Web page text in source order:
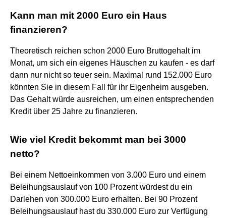
Kann man mit 2000 Euro ein Haus
finanzieren?
Theoretisch reichen schon 2000 Euro Bruttogehalt im
Monat, um sich ein eigenes Häuschen zu kaufen - es darf
dann nur nicht so teuer sein. Maximal rund 152.000 Euro
könnten Sie in diesem Fall für ihr Eigenheim ausgeben.
Das Gehalt würde ausreichen, um einen entsprechenden
Kredit über 25 Jahre zu finanzieren.
Wie viel Kredit bekommt man bei 3000
netto?
Bei einem Nettoeinkommen von 3.000 Euro und einem
Beleihungsauslauf von 100 Prozent würdest du ein
Darlehen von 300.000 Euro erhalten. Bei 90 Prozent
Beleihungsauslauf hast du 330.000 Euro zur Verfügung